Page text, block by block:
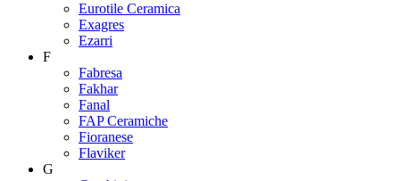
Eurotile Ceramica
Exagres
Ezarri
F
Fabresa
Fakhar
Fanal
FAP Ceramiche
Fioranese
Flaviker
G